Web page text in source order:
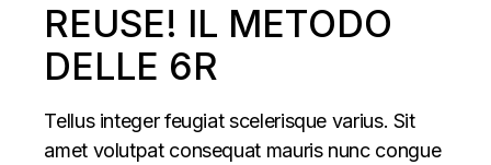
REUSE! IL METODO
DELLE 6R
Tellus integer feugiat scelerisque varius. Sit
amet volutpat consequat mauris nunc congue